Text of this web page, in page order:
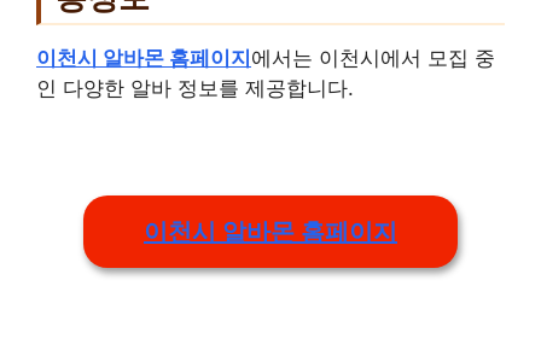
이천시 알바몬 홈페이지 에서는 이천시에서 모집 중
인 다양한 알바 정보를 제공합니다.
이천시 알바몬 홈페이지